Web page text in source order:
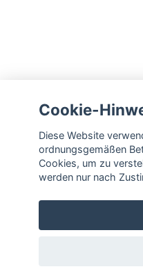
Cookie-
Diese Website
ordnungsgemäßen
Cookies, um zu
werden nur nach